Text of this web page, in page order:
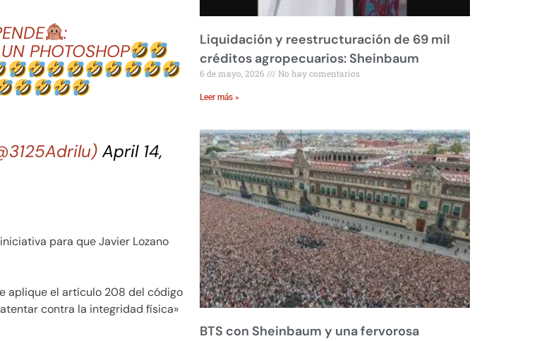
:
PHOTOSHOP
April 14,
para que Javier Lozano
aplique el artículo 208 del código
contra la integridad física»
Liquidación y reestructuración de 69 mil
créditos agropecuarios: Sheinbaum
6 de mayo, 2026 No hay comentarios
Leer más »
BTS con Sheinbaum y una fervorosa